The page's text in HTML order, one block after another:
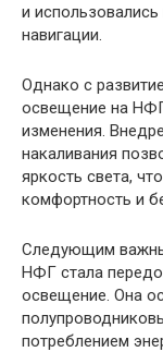
и
навигации.
Однако с
освещение на НФГ
изменения.
накаливания
яркость света,
комфортность и
Следующим
НФГ стала
освещение. Она
потреблением